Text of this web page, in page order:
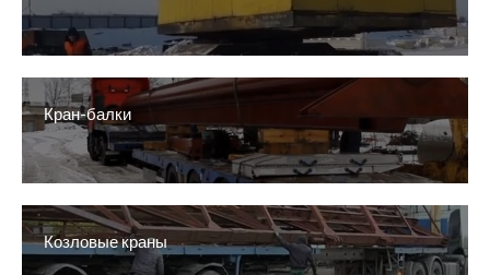
Кран-балки
Козловые краны